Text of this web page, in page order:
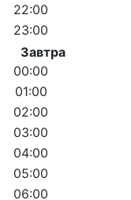
22:00
23:00
Завтра
00:00
01:00
02:00
03:00
04:00
05:00
06:00